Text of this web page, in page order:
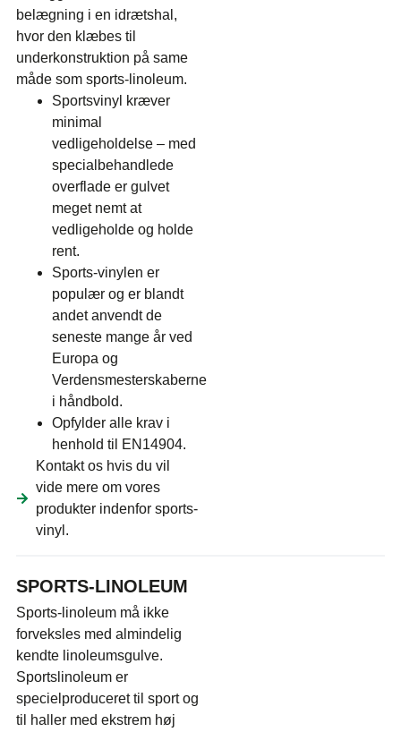
belægning i en idrætshal,
hvor den klæbes til
underkonstruktion på same
måde som sports-linoleum.
Sportsvinyl kræver
minimal
vedligeholdelse – med
specialbehandlede
overflade er gulvet
meget nemt at
vedligeholde og holde
rent.
Sports-vinylen er
populær og er blandt
andet anvendt de
seneste mange år ved
Europa og
Verdensmesterskaberne
i håndbold.
Opfylder alle krav i
henhold til EN14904.
Kontakt os hvis du vil
vide mere om vores
produkter indenfor sports-
vinyl.
SPORTS-LINOLEUM
Sports-linoleum må ikke
forveksles med almindelig
kendte linoleumsgulve.
Sportslinoleum er
specielproduceret til sport og
til haller med ekstrem høj